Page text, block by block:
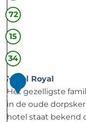
j72
15
34
1
2
Hotel Royal
Het gezelligste
in de oude
hotel staat bekend